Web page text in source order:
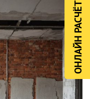
ОНЛАЙН РАСЧЁТ